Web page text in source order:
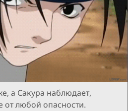
а Сакура наблюдает,
от любой опасности.